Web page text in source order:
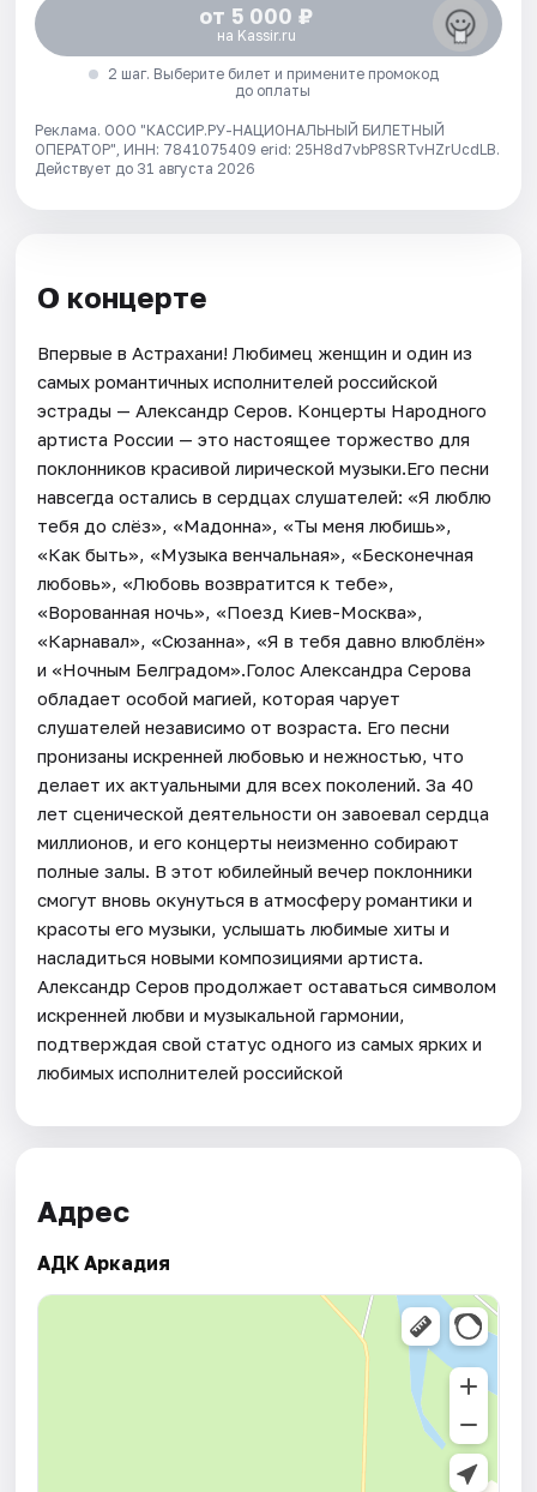
от 5 000 ₽
на Kassir.ru
2 шаг. Выберите билет и примените промокод
до оплаты
Реклама. ООО "КАССИР.РУ-НАЦИОНАЛЬНЫЙ БИЛЕТНЫЙ
ОПЕРАТОР", ИНН: 7841075409 erid: 25H8d7vbP8SRTvHZrUcdLB.
Действует до 31 августа 2026
О концерте
Впервые в Астрахани! Любимец женщин и один из
самых романтичных исполнителей российской
эстрады — Александр Серов. Концерты Народного
артиста России — это настоящее торжество для
поклонников красивой лирической музыки.Его песни
навсегда остались в сердцах слушателей: «Я люблю
тебя до слёз», «Мадонна», «Ты меня любишь»,
«Как быть», «Музыка венчальная», «Бесконечная
любовь», «Любовь возвратится к тебе»,
«Ворованная ночь», «Поезд Киев-Москва»,
«Карнавал», «Сюзанна», «Я в тебя давно влюблён»
и «Ночным Белградом».Голос Александра Серова
обладает особой магией, которая чарует
слушателей независимо от возраста. Его песни
пронизаны искренней любовью и нежностью, что
делает их актуальными для всех поколений. За 40
лет сценической деятельности он завоевал сердца
миллионов, и его концерты неизменно собирают
полные залы. В этот юбилейный вечер поклонники
смогут вновь окунуться в атмосферу романтики и
красоты его музыки, услышать любимые хиты и
насладиться новыми композициями артиста.
Александр Серов продолжает оставаться символом
искренней любви и музыкальной гармонии,
подтверждая свой статус одного из самых ярких и
любимых исполнителей российской
Адрес
АДК Аркадия